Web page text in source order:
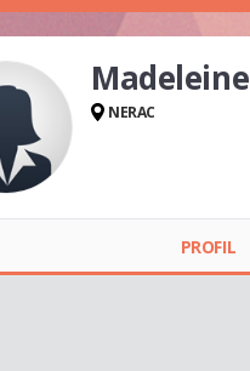
Madeleine
NERAC
PROFIL